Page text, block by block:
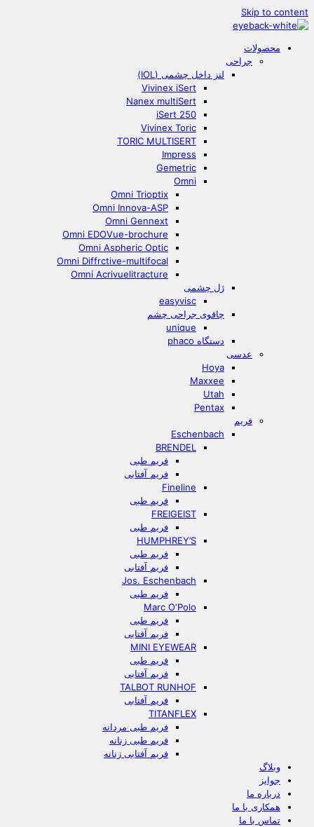
Skip to content
محصولات
جراحی
لنز داخل چشمی (IOL)
Vivinex iSert
Nanex multiSert
iSert 250
Vivinex Toric
TORIC MULTISERT
Impress
Gemetric
Omni
Omni Trioptix
Omni Innova-ASP
Omni Gennext
Omni EDOVue-brochure
Omni Aspheric Optic
Omni Diffrctive-multifocal
Omni Acrivuelitracture
ژل چشمی
easyvisc
چاقوی جراحی چشم
unique
دستگاه phaco
عدسی
Hoya
Maxxee
Utah
Pentax
فریم
Eschenbach
BRENDEL
فریم طبی
فریم آفتابی
Fineline
فریم طبی
FREIGEIST
فریم طبی
HUMPHREY’S
فریم طبی
فریم آفتابی
Jos. Eschenbach
فریم طبی
Marc O‘Polo
فریم طبی
فریم آفتابی
MINI EYEWEAR
فریم طبی
فریم آفتابی
TALBOT RUNHOF
فریم آفتابی
TITANFLEX
فریم طبی مردانه
فریم طبی زنانه
فریم آفتابی زنانه
وبلاگ
جوایز
درباره ما
همکاری با ما
تماس با ما